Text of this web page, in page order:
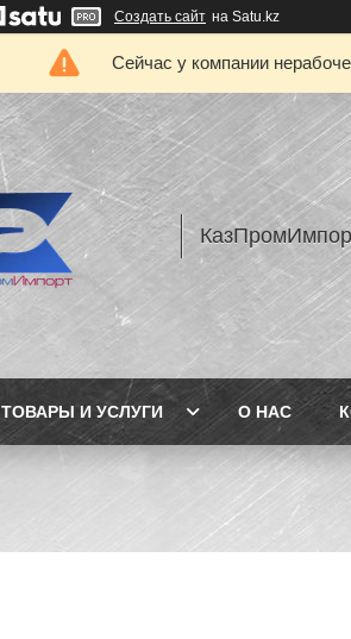
Создать сайт на Satu.kz
Сейчас у компании
ТОВАРЫ И УСЛУГИ О НАС